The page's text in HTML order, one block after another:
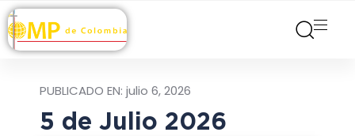
PUBLICADO EN: julio 6, 2026
5 de Julio 2026